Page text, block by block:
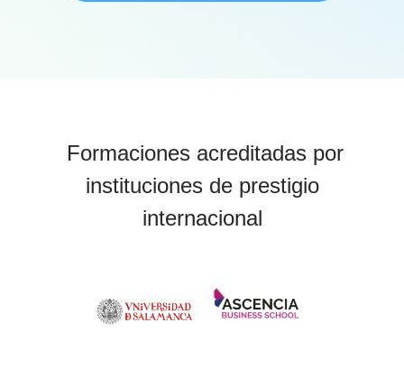
Formaciones acreditadas por
instituciones de prestigio
internacional